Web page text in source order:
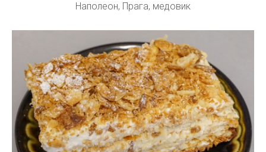
Наполеон, Прага, медовик